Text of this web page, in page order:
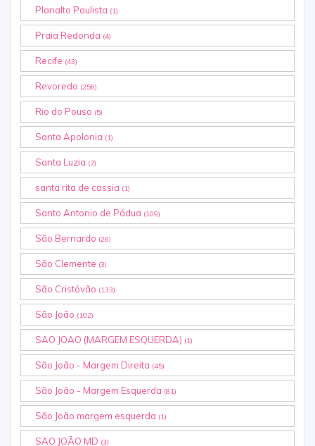
Planalto Paulista (1)
Praia Redonda (4)
Recife (43)
Revoredo (256)
Rio do Pouso (5)
Santa Apolonia (1)
Santa Luzia (7)
santa rita de cassia (1)
Santo Antonio de Pádua (109)
São Bernardo (28)
São Clemente (3)
São Cristóvão (133)
São João (102)
SAO JOAO (MARGEM ESQUERDA) (1)
São João - Margem Direita (45)
São João - Margem Esquerda (81)
São João margem esquerda (1)
SAO JOÃO MD (3)